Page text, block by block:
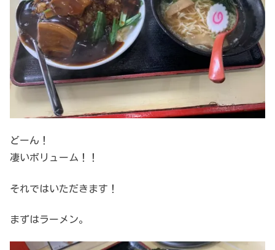
どーん！
凄いボリューム！！
それではいただきます！
まずはラーメン。